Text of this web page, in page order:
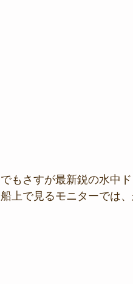
でもさすが最新鋭の水中ド
船上で見るモニターでは